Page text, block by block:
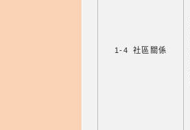
1-4 社區關係